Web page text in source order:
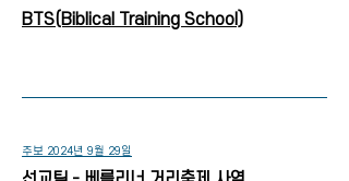
BTS(Biblical Training School)
주보 2024년 9월 29일